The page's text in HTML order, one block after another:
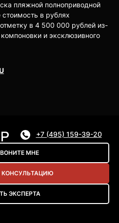
пляжной полноприводной
в рублях
в 4 500 000 рублей из-
и эксклюзивного
+7 (495) 159-39-20
МНЕ
КОНСУЛЬТАЦИЮ
ЭКСПЕРТА